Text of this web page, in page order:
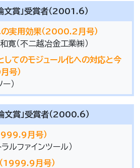
賞」受賞者（2001.6）
実用効果（2000.2月号）
（不二越冶金工業㈱）
してのモジュール化への対応と今
号）
）
賞」受賞者（2000.6）
月号）
ルファインツール）
1999.9月号）